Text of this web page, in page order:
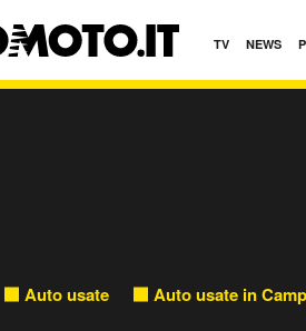
TV NEWS
Auto usate Auto usate in